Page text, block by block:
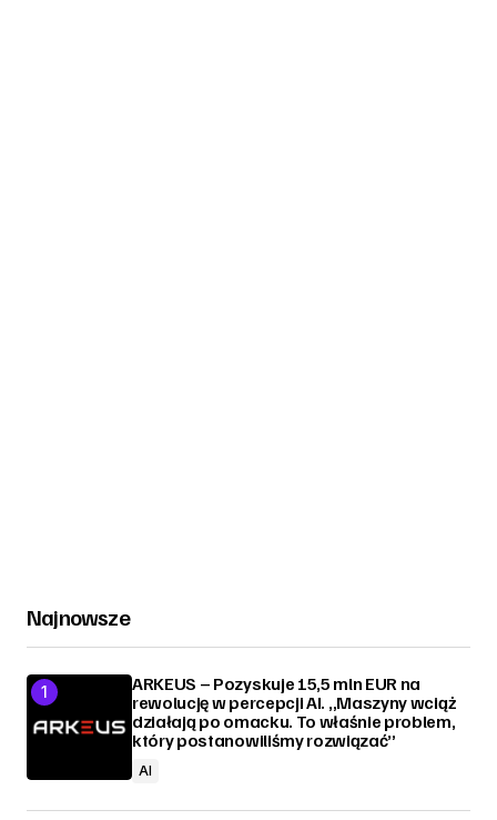
Najnowsze
ARKEUS – Pozyskuje 15,5 mln EUR na
rewolucję w percepcji AI. „Maszyny wciąż
działają po omacku. To właśnie problem,
który postanowiliśmy rozwiązać”
AI